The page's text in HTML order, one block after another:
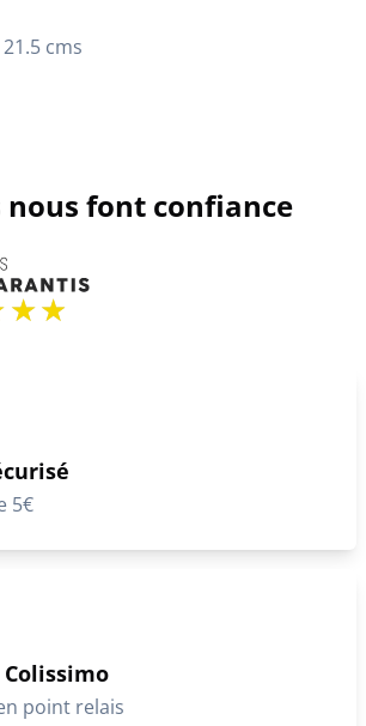
21.5 cms
nous font confiance
5€
point relais